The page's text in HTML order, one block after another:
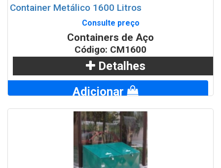
Container Metálico 1600 Litros
Consulte preço
Containers de Aço
Código: CM1600
Detalhes
Adicionar
WhatsApp